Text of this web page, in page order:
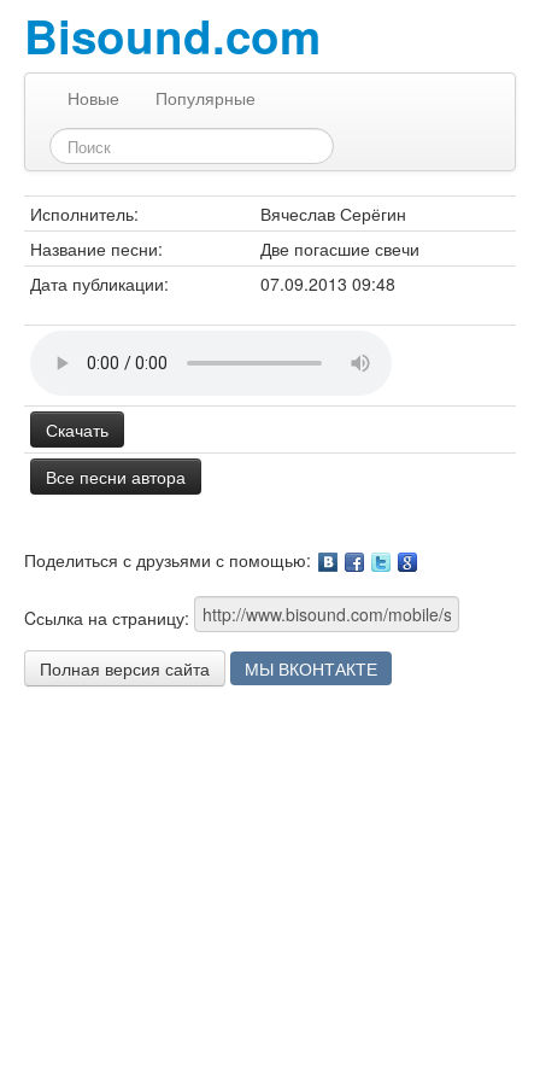
Bisound.com
Новые Популярные
Исполнитель:
Вячеслав Серёгин
Название песни:
Две погасшие свечи
Дата публикации:
07.09.2013 09:48
Скачать
Все песни автора
Поделиться с друзьями с помощью:
Cсылка на страницу:
Полная версия сайта МЫ ВКОНТАКТЕ